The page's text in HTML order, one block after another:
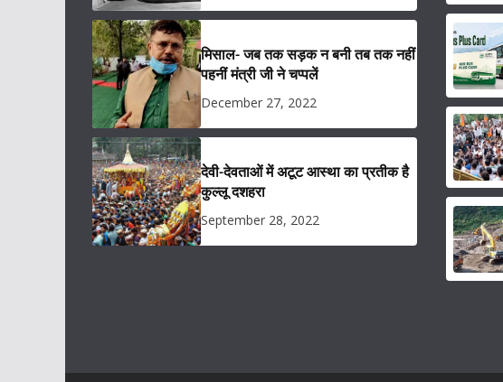
मिसाल- जब तक सड़क न बनी तब तक नहीं
पहनीं मंत्री जी ने चप्पलें
December 27, 2022
देवी-देवताओं में अटूट आस्था का प्रतीक है
कुल्लू दशहरा
September 28, 2022